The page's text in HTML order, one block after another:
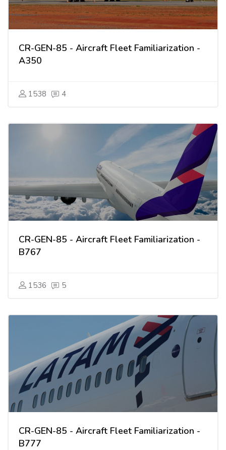
CR-GEN-85 - Aircraft Fleet Familiarization -
A350
1538 4
CR-GEN-85 - Aircraft Fleet Familiarization -
B767
1536 5
CR-GEN-85 - Aircraft Fleet Familiarization -
B777